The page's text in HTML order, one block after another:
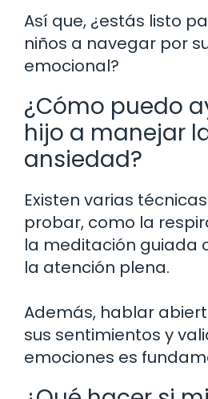
Así que, ¿estás listo
niños a navegar por
emocional?
¿Cómo puedo
hijo a manejar
ansiedad?
Existen varias
probar, como la
la meditación guiada
la atención plena.
Además, hablar
sus sentimientos y
emociones es